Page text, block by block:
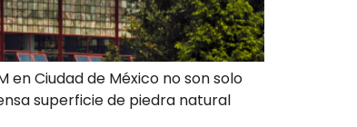
en Ciudad de México no son solo
superficie de piedra natural